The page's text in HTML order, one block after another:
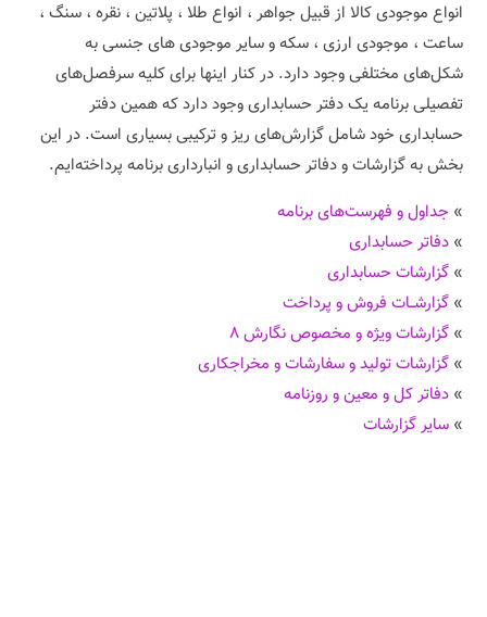
انواع موجودی کالا از قبیل جواهر ، انواع طلا ، پلاتین ، نقره ، سنگ ،
ساعت ، موجودی ارزی ، سکه و سایر موجودی های جنسی به
شکل‌های مختلفی وجود دارد. در کنار اینها برای کلیه سرفصل‌های
تفصیلی برنامه یک دفتر حسابداری وجود دارد که همین دفتر
حسابداری خود شامل گزارش‌های ریز و ترکیبی بسیاری است. در این
بخش به گزارشات و دفاتر حسابداری و انبارداری برنامه پرداخته‌ایم.
»جداول و فهرست‌های برنامه
»دفاتر حسابداری
»گزارشات حسابداری
»گزارشــات فروش و پرداخت
»گزارشات ویژه و مخصوص نگارش ۸
»گزارشات تولید و سفارشات و مخراجکاری
»دفاتر کل و معین و روزنامه
»سایر گزارشات